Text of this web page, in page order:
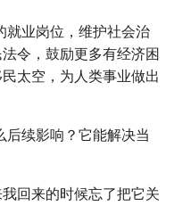
就业岗位，维护社会治
令，鼓励更多有经济困
太空，为人类事业做出
后续影响？它能解决当
回来的时候忘了把它关